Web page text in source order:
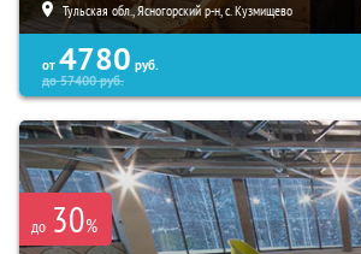
Тульская обл., Ясногорский р-н, с. Кузмищево
от 4780 руб.
до57400руб.
до 30%